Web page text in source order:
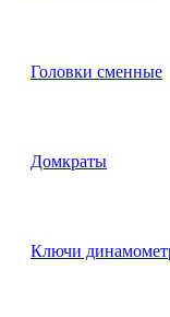
Головки сменные
Домкраты
Ключи